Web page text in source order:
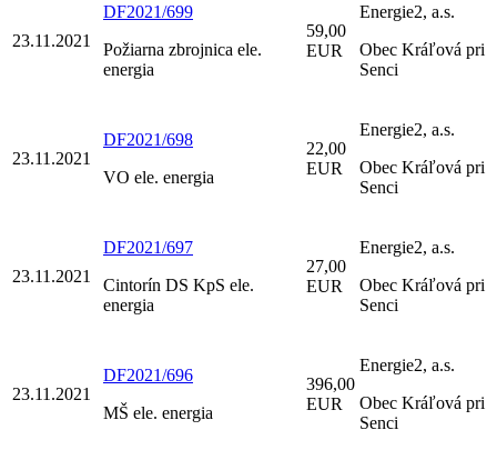
23.11.2021
DF2021/699
Požiarna zbrojnica ele.
energia
59,00
EUR
Energie2, a.s.
Obec Kráľová pri
Senci
23.11.2021
DF2021/698
VO ele. energia
22,00
EUR
Energie2, a.s.
Obec Kráľová pri
Senci
23.11.2021
DF2021/697
Cintorín DS KpS ele.
energia
27,00
EUR
Energie2, a.s.
Obec Kráľová pri
Senci
23.11.2021
DF2021/696
MŠ ele. energia
396,00
EUR
Energie2, a.s.
Obec Kráľová pri
Senci